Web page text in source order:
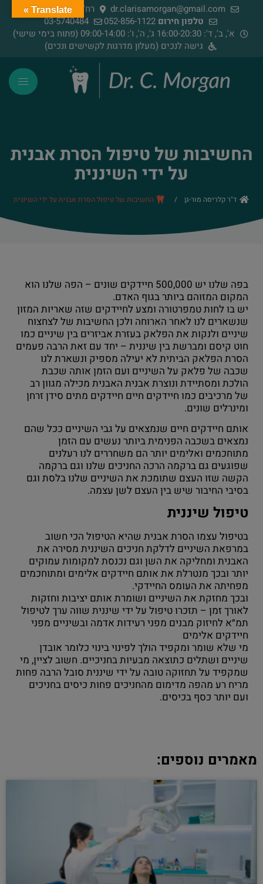
dr.clarisamorgan@gmail.com
רח' הירדן 91, רמת גן
טלפון חירום
03-5740484
א', ב', ד': 16:00-20:30 ג', ה', ו': 09:00-14:00 (פתוח בימי שישי)
גישה לנכים (מעלון מדרגות לקשישים ונכים)
החשיבות של טיפול הסרת אבנית
על ידי השיננית
ד"ר קלריסה מור-גן / החשיבות של טיפול הסרת אבנית על ידי השיננית
בפה שלנו יש 500,000 חיידקים שונים – הפה שלנו הוא
המקום המזוהם ביותר בגוף האדם.
יש בו לחות טמפרטורה ומצע לחיידקים שזה שאריות המזון
שנשארים לנו לאחר הארוחה ולכן החשיבות של לצחצוח
שיניים ולנקות את הפלאק בעזרת אביזרים בין שיניים כמו
חוט קיסם ומברשת בין שיננית – יחד עם זאת הרבה פעמים
הסרת הפלאק הביתית לא יעילה מספיק ונשארת לנו
שכבה של פלאק על השיניים ועם הזמן אותה שכבת
הולכת ומסתיידת ונוצרת אבנית האבנית מכילה מגוון רב
של מרכיבים כמו חיידקים חיים חיידקים מתים סידן זרחן
ומינרלים שונים.
אותם חיידקים חיים שנמצאים על גבי השיניים ככל שהם
נמצאים בשכבה הפנימית ביותר נעשים עם הזמן
מתוחכמים ואלימים יותר הם משחררים לנו רעלנים
שפוגעים גם ברקמה הרכה החניכים שלנו וגם ברקמה
הקשה שזו העצם שתומכת את השיניים שלנו בלסת וגם
בסיבי החיבור שיש בין העצם לשן עצמה.
טיפול שיננית
בטיפול עצמו הסרת אבנית שהיא הטיפול הכי חשוב
במרפאת השיניים לדלקת חניכים השיננית מסירה את
האבנית ומחליקה את השן וגם נכנסת למקומות עמוקים
יותר ובכך מנטרלת את אותם חיידקים אלימים ומתוחכמים
מפחיתה את העומס החיידקי.
ובכך מחזקת את השיניים ושומרת אותם יציבות וחזקות
לאורך זמן – תזכרו טיפול על ידי שיננית שווה ערך לטיפול
תמ״א לחיזוק מבנים מפני רעידות אדמה ובשיניים מפני
חיידקים אלימים
מי שלא שומר ומקפיד הולך לפינוי בינוי כלומר אובדן
שיניים ושתלים כתוצאה מבעיות בחניכיים. חשוב לציין, מי
שמקפיד על תחזוקה טובה על ידי שיננית סובל הרבה פחות
מריח רע מהפה מדימום מהחניכים פחות כיסים בחניכים
ועם יותר כסף בכיסים.
מאמרים נוספים:
Translate »